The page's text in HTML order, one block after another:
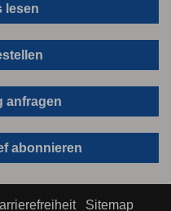
lesen
anfragen
abonnieren
Sitemap